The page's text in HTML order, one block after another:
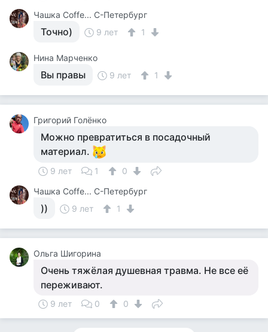
Чашка Cоffe... С-Петербург
Точно) 9 лет 1
Нина Марченко
Вы правы 9 лет 1
Григорий Голёнко
Можно превратиться в посадочный
материал.
9 лет 1
0
Чашка Cоffe... С-Петербург
)) 9 лет 1
Ольга Шигорина
Очень тяжёлая душевная травма. Не все её
переживают.
9 лет 0 0